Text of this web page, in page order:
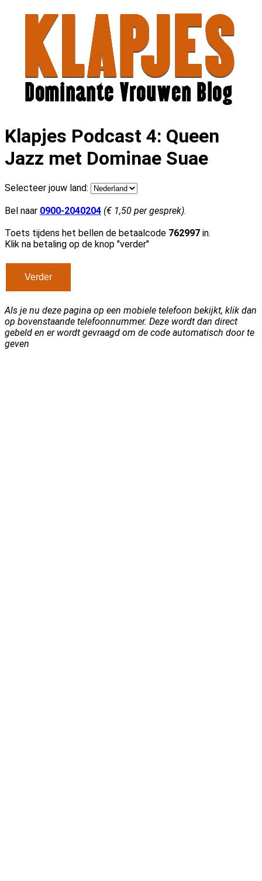
Klapjes Podcast 4: Queen
Jazz met Dominae Suae
Selecteer jouw land:
Bel naar 0900-2040204 (€ 1,50 per gesprek).
Toets tijdens het bellen de betaalcode 762997 in.
Klik na betaling op de knop "verder"
Als je nu deze pagina op een mobiele telefoon bekijkt, klik dan
op bovenstaande telefoonnummer. Deze wordt dan direct
gebeld en er wordt gevraagd om de code automatisch door te
geven